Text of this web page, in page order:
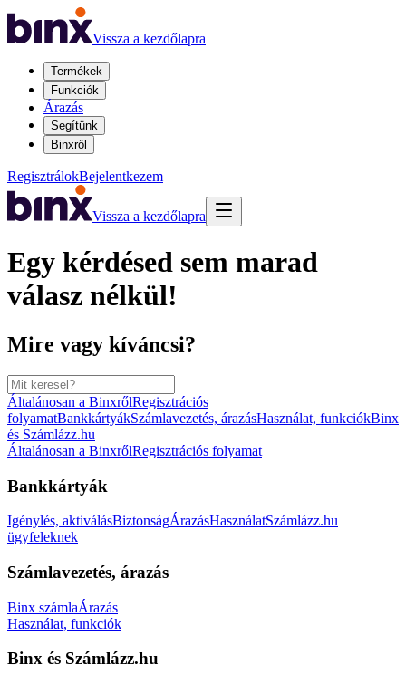
Vissza a kezdőlapra
Termékek
Funkciók
Árazás
Segítünk
Binxről
RegisztrálokBejelentkezem
Vissza a kezdőlapra
Egy kérdésed sem marad
válasz nélkül!
Mire vagy kíváncsi?
Általánosan a BinxrőlRegisztrációs
folyamatBankkártyákSzámlavezetés, árazásHasználat, funkciókBinx
és Számlázz.hu
Általánosan a BinxrőlRegisztrációs folyamat
Bankkártyák
Igénylés, aktiválásBiztonságÁrazásHasználatSzámlázz.hu
ügyfeleknek
Számlavezetés, árazás
Binx számlaÁrazás
Használat, funkciók
Binx és Számlázz.hu